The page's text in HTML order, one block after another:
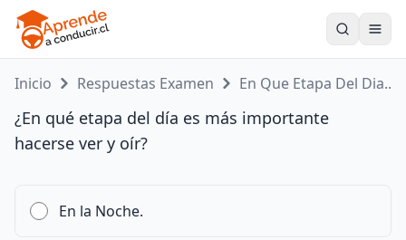
Inicio Respuestas Examen En Que Etapa Del Dia...
¿En qué etapa del día es más importante
hacerse ver y oír?
En la Noche.